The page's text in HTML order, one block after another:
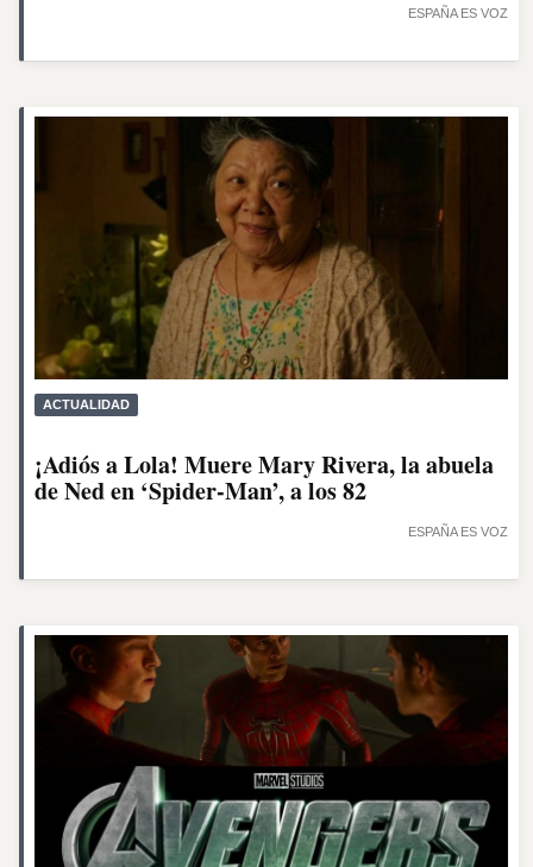
ESPAÑA ES VOZ
ACTUALIDAD
ESPAÑA ES VOZ
¡Adiós a Lola! Muere Mary Rivera, la abuela
de Ned en ‘Spider-Man’, a los 82